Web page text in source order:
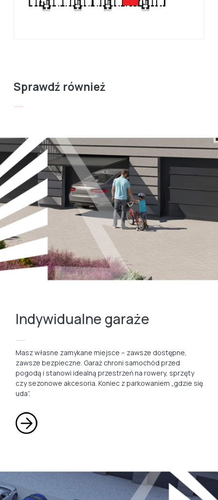
Sprawdź również
Indywidualne garaże
Masz własne zamykane miejsce – zawsze dostępne,
zawsze bezpieczne. Garaż chroni samochód przed
pogodą i stanowi idealną przestrzeń na rowery, sprzęty
czy sezonowe akcesoria. Koniec z parkowaniem „gdzie się
uda”.